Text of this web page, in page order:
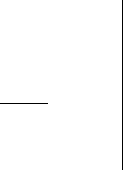
2000』 『근대초